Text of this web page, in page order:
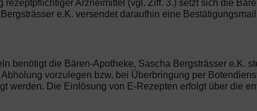
Arzneimittel (vgl. Ziff. 3.) setzt sich die
e.K. versendet daraufhin eine
benötigt die Bären-Apotheke, Sascha Bergsträsser e.K.
vorzulegen bzw. bei Überbringung per
werden. Die Einlösung von E-Rezepten erfolgt über die